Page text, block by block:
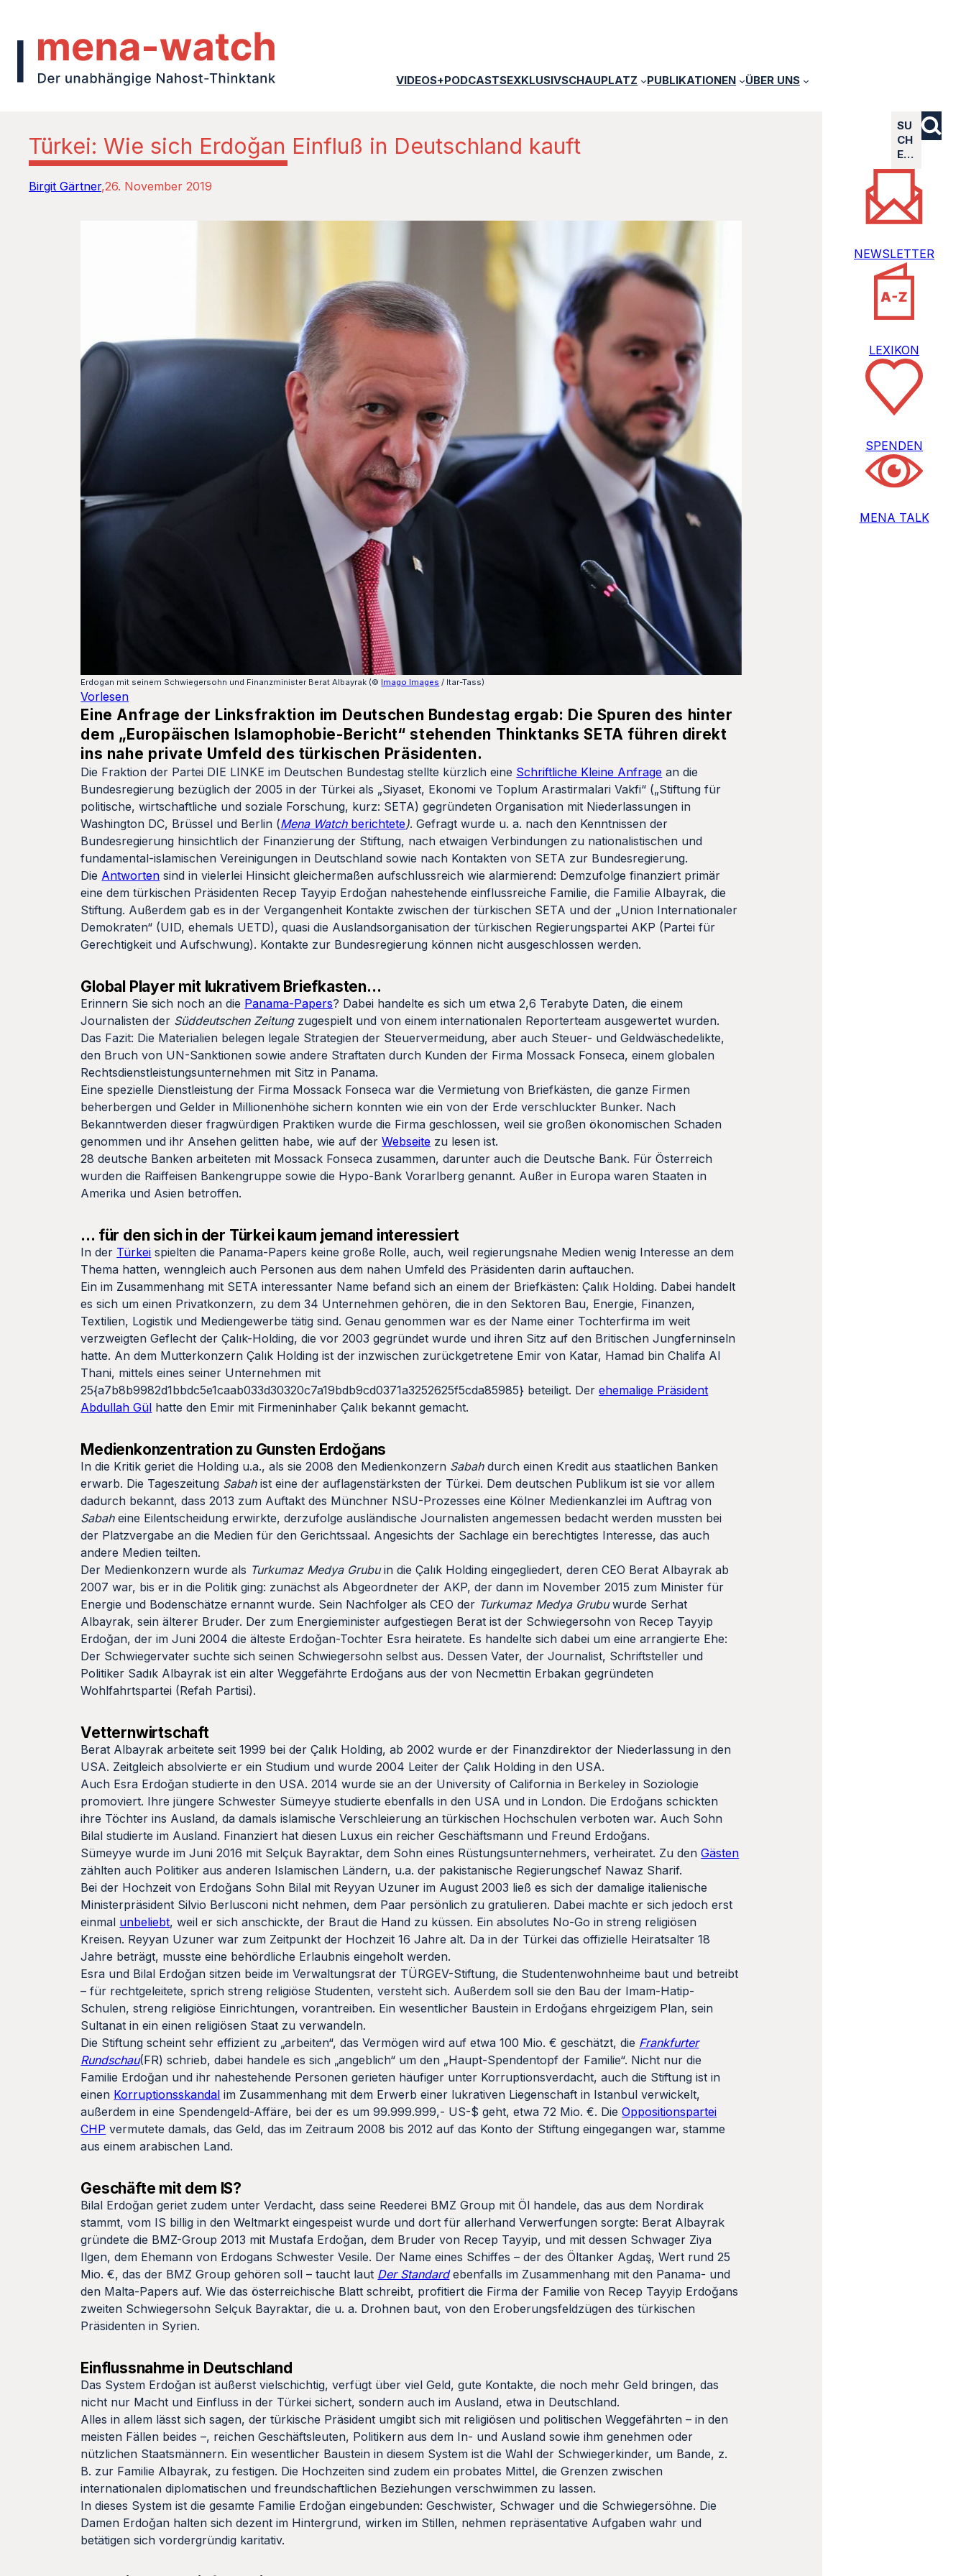
VIDEOS+PODCASTSEXKLUSIVSCHAUPLATZ PUBLIKATIONEN ÜBER UNS
Türkei: Wie sich Erdoǧan Einfluß in Deutschland kauft
Birgit Gärtner 26. November 2019
Erdogan mit seinem Schwiegersohn und Finanzminister Berat Albayrak (© Imago Images / Itar-Tass)
Vorlesen
Eine Anfrage der Linksfraktion im Deutschen Bundestag ergab: Die Spuren des hinter
dem „Europäischen Islamophobie-Bericht“ stehenden Thinktanks SETA führen direkt
ins nahe private Umfeld des türkischen Präsidenten.
Die Fraktion der Partei DIE LINKE im Deutschen Bundestag stellte kürzlich eine Schriftliche Kleine Anfrage an die
Bundesregierung bezüglich der 2005 in der Türkei als „Siyaset, Ekonomi ve Toplum Arastirmalari Vakfi“ („Stiftung für
politische, wirtschaftliche und soziale Forschung, kurz: SETA) gegründeten Organisation mit Niederlassungen in
Washington DC, Brüssel und Berlin (Mena Watch berichtete). Gefragt wurde u. a. nach den Kenntnissen der
Bundesregierung hinsichtlich der Finanzierung der Stiftung, nach etwaigen Verbindungen zu nationalistischen und
fundamental-islamischen Vereinigungen in Deutschland sowie nach Kontakten von SETA zur Bundesregierung.
Die Antworten sind in vielerlei Hinsicht gleichermaßen aufschlussreich wie alarmierend: Demzufolge finanziert primär
eine dem türkischen Präsidenten Recep Tayyip Erdoǧan nahestehende einflussreiche Familie, die Familie Albayrak, die
Stiftung. Außerdem gab es in der Vergangenheit Kontakte zwischen der türkischen SETA und der „Union Internationaler
Demokraten“ (UID, ehemals UETD), quasi die Auslandsorganisation der türkischen Regierungspartei AKP (Partei für
Gerechtigkeit und Aufschwung). Kontakte zur Bundesregierung können nicht ausgeschlossen werden.
Global Player mit lukrativem Briefkasten…
Erinnern Sie sich noch an die Panama-Papers? Dabei handelte es sich um etwa 2,6 Terabyte Daten, die einem
Journalisten der Süddeutschen Zeitung zugespielt und von einem internationalen Reporterteam ausgewertet wurden.
Das Fazit: Die Materialien belegen legale Strategien der Steuervermeidung, aber auch Steuer- und Geldwäschedelikte,
den Bruch von UN-Sanktionen sowie andere Straftaten durch Kunden der Firma Mossack Fonseca, einem globalen
Rechtsdienstleistungsunternehmen mit Sitz in Panama.
Eine spezielle Dienstleistung der Firma Mossack Fonseca war die Vermietung von Briefkästen, die ganze Firmen
beherbergen und Gelder in Millionenhöhe sichern konnten wie ein von der Erde verschluckter Bunker. Nach
Bekanntwerden dieser fragwürdigen Praktiken wurde die Firma geschlossen, weil sie großen ökonomischen Schaden
genommen und ihr Ansehen gelitten habe, wie auf derWebseite zu lesen ist.
28 deutsche Banken arbeiteten mit Mossack Fonseca zusammen, darunter auch die Deutsche Bank. Für Österreich
wurden die Raiffeisen Bankengruppe sowie die Hypo-Bank Vorarlberg genannt. Außer in Europa waren Staaten in
Amerika und Asien betroffen.
… für den sich in der Türkei kaum jemand interessiert
In der Türkei spielten die Panama-Papers keine große Rolle, auch, weil regierungsnahe Medien wenig Interesse an dem
Thema hatten, wenngleich auch Personen aus dem nahen Umfeld des Präsidenten darin auftauchen.
Ein im Zusammenhang mit SETA interessanter Name befand sich an einem der Briefkästen: Çalık Holding. Dabei handelt
es sich um einen Privatkonzern, zu dem 34 Unternehmen gehören, die in den Sektoren Bau, Energie, Finanzen,
Textilien, Logistik und Mediengewerbe tätig sind. Genau genommen war es der Name einer Tochterfirma im weit
verzweigten Geflecht der Çalık-Holding, die vor 2003 gegründet wurde und ihren Sitz auf den Britischen Jungferninseln
hatte. An dem Mutterkonzern Çalık Holding ist der inzwischen zurückgetretene Emir von Katar, Hamad bin Chalifa Al
Thani, mittels eines seiner Unternehmen mit
25{a7b8b9982d1bbdc5e1caab033d30320c7a19bdb9cd0371a3252625f5cda85985} beteiligt. Derehemalige Präsident
Abdullah Gül hatte den Emir mit Firmeninhaber Çalık bekannt gemacht.
Medienkonzentration zu Gunsten Erdoǧans
In die Kritik geriet die Holding u.a., als sie 2008 den Medienkonzern Sabahdurch einen Kredit aus staatlichen Banken
erwarb. Die Tageszeitung Sabahist eine der auflagenstärksten der Türkei. Dem deutschen Publikum ist sie vor allem
dadurch bekannt, dass 2013 zum Auftakt des Münchner NSU-Prozesses eine Kölner Medienkanzlei im Auftrag von
Sabaheine Eilentscheidung erwirkte, derzufolge ausländische Journalisten angemessen bedacht werden mussten bei
der Platzvergabe an die Medien für den Gerichtssaal. Angesichts der Sachlage ein berechtigtes Interesse, das auch
andere Medien teilten.
Der Medienkonzern wurde als Turkumaz Medya Grubuin die Çalık Holding eingegliedert, deren CEO Berat Albayrak ab
2007 war, bis er in die Politik ging: zunächst als Abgeordneter der AKP, der dann im November 2015 zum Minister für
Energie und Bodenschätze ernannt wurde. Sein Nachfolger als CEO der Turkumaz Medya Grubuwurde Serhat
Albayrak, sein älterer Bruder. Der zum Energieminister aufgestiegen Berat ist der Schwiegersohn von Recep Tayyip
Erdoǧan, der im Juni 2004 die älteste Erdoǧan-Tochter Esra heiratete. Es handelte sich dabei um eine arrangierte Ehe:
Der Schwiegervater suchte sich seinen Schwiegersohn selbst aus. Dessen Vater, der Journalist, Schriftsteller und
Politiker Sadık Albayrak ist ein alter Weggefährte Erdoǧans aus der von Necmettin Erbakan gegründeten
Wohlfahrtspartei (Refah Partisi).
Vetternwirtschaft
Berat Albayrak arbeitete seit 1999 bei der Çalık Holding, ab 2002 wurde er der Finanzdirektor der Niederlassung in den
USA. Zeitgleich absolvierte er ein Studium und wurde 2004 Leiter der Çalık Holding in den USA.
Auch Esra Erdoǧan studierte in den USA. 2014 wurde sie an der University of California in Berkeley in Soziologie
promoviert. Ihre jüngere Schwester Sümeyye studierte ebenfalls in den USA und in London. Die Erdoǧans schickten
ihre Töchter ins Ausland, da damals islamische Verschleierung an türkischen Hochschulen verboten war. Auch Sohn
Bilal studierte im Ausland. Finanziert hat diesen Luxus ein reicher Geschäftsmann und Freund Erdoǧans.
Sümeyye wurde im Juni 2016 mit Selçuk Bayraktar, dem Sohn eines Rüstungsunternehmers, verheiratet. Zu denGästen
zählten auch Politiker aus anderen Islamischen Ländern, u.a. der pakistanische Regierungschef Nawaz Sharif.
Bei der Hochzeit von Erdoǧans Sohn Bilal mit Reyyan Uzuner im August 2003 ließ es sich der damalige italienische
Ministerpräsident Silvio Berlusconi nicht nehmen, dem Paar persönlich zu gratulieren. Dabei machte er sich jedoch erst
einmal unbeliebt, weil er sich anschickte, der Braut die Hand zu küssen. Ein absolutes No-Go in streng religiösen
Kreisen. Reyyan Uzuner war zum Zeitpunkt der Hochzeit 16 Jahre alt. Da in der Türkei das offizielle Heiratsalter 18
Jahre beträgt, musste eine behördliche Erlaubnis eingeholt werden.
Esra und Bilal Erdoǧan sitzen beide im Verwaltungsrat der TÜRGEV-Stiftung, die Studentenwohnheime baut und betreibt
– für rechtgeleitete, sprich streng religiöse Studenten, versteht sich. Außerdem soll sie den Bau der Imam-Hatip-
Schulen, streng religiöse Einrichtungen, vorantreiben. Ein wesentlicher Baustein in Erdoǧans ehrgeizigem Plan, sein
Sultanat in ein einen religiösen Staat zu verwandeln.
Die Stiftung scheint sehr effizient zu „arbeiten“, das Vermögen wird auf etwa 100 Mio. € geschätzt, die Frankfurter
Rundschau(FR) schrieb, dabei handele es sich „angeblich“ um den „Haupt-Spendentopf der Familie“. Nicht nur die
Familie Erdoǧan und ihr nahestehende Personen gerieten häufiger unter Korruptionsverdacht, auch die Stiftung ist in
einen Korruptionsskandal im Zusammenhang mit dem Erwerb einer lukrativen Liegenschaft in Istanbul verwickelt,
außerdem in eine Spendengeld-Affäre, bei der es um 99.999.999,- US-$ geht, etwa 72 Mio. €. DieOppositionspartei
CHP vermutete damals, das Geld, das im Zeitraum 2008 bis 2012 auf das Konto der Stiftung eingegangen war, stamme
aus einem arabischen Land.
Geschäfte mit dem IS?
Bilal Erdoǧan geriet zudem unter Verdacht, dass seine Reederei BMZ Group mit Öl handele, das aus dem Nordirak
stammt, vom IS billig in den Weltmarkt eingespeist wurde und dort für allerhand Verwerfungen sorgte: Berat Albayrak
gründete die BMZ-Group 2013 mit Mustafa Erdoǧan, dem Bruder von Recep Tayyip, und mit dessen Schwager Ziya
Ilgen, dem Ehemann von Erdogans Schwester Vesile. Der Name eines Schiffes – der des Öltanker Agdaş, Wert rund 25
Mio. €, das der BMZ Group gehören soll – taucht laut Der Standardebenfalls im Zusammenhang mit den Panama- und
den Malta-Papers auf. Wie das österreichische Blatt schreibt, profitiert die Firma der Familie von Recep Tayyip Erdoǧans
zweiten Schwiegersohn Selçuk Bayraktar, die u. a. Drohnen baut, von den Eroberungsfeldzügen des türkischen
Präsidenten in Syrien.
Einflussnahme in Deutschland
Das System Erdoǧan ist äußerst vielschichtig, verfügt über viel Geld, gute Kontakte, die noch mehr Geld bringen, das
nicht nur Macht und Einfluss in der Türkei sichert, sondern auch im Ausland, etwa in Deutschland.
Alles in allem lässt sich sagen, der türkische Präsident umgibt sich mit religiösen und politischen Weggefährten – in den
meisten Fällen beides –, reichen Geschäftsleuten, Politikern aus dem In- und Ausland sowie ihm genehmen oder
nützlichen Staatsmännern. Ein wesentlicher Baustein in diesem System ist die Wahl der Schwiegerkinder, um Bande, z.
B. zur Familie Albayrak, zu festigen. Die Hochzeiten sind zudem ein probates Mittel, die Grenzen zwischen
internationalen diplomatischen und freundschaftlichen Beziehungen verschwimmen zu lassen.
In dieses System ist die gesamte Familie Erdoǧan eingebunden: Geschwister, Schwager und die Schwiegersöhne. Die
Damen Erdoǧan halten sich dezent im Hintergrund, wirken im Stillen, nehmen repräsentative Aufgaben wahr und
betätigen sich vordergründig karitativ.
SU
CH
E…
NEWSLETTER
LEXIKON
SPENDEN
MENA TALK